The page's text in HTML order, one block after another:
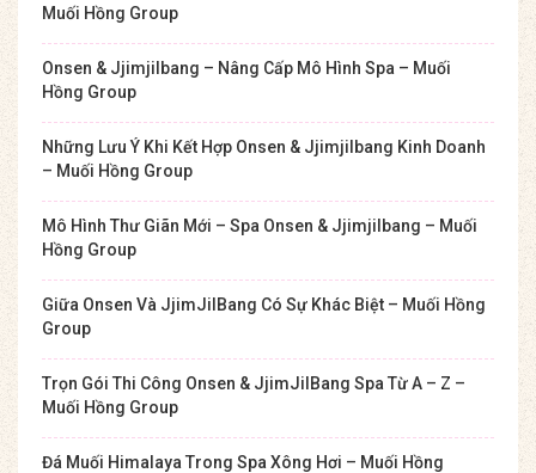
Muối Hồng Group
Onsen & Jjimjilbang – Nâng Cấp Mô Hình Spa – Muối
Hồng Group
Những Lưu Ý Khi Kết Hợp Onsen & Jjimjilbang Kinh Doanh
– Muối Hồng Group
Mô Hình Thư Giãn Mới – Spa Onsen & Jjimjilbang – Muối
Hồng Group
Giữa Onsen Và JjimJilBang Có Sự Khác Biệt – Muối Hồng
Group
Trọn Gói Thi Công Onsen & JjimJilBang Spa Từ A – Z –
Muối Hồng Group
Đá Muối Himalaya Trong Spa Xông Hơi – Muối Hồng